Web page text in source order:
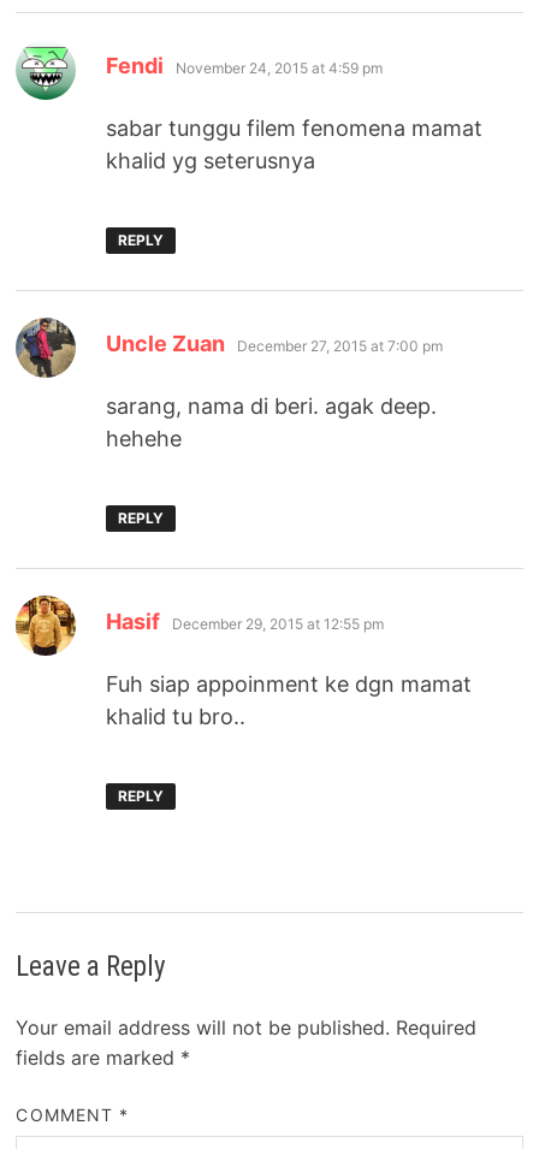
Fendi says:
November 24, 2015 at 4:59 pm
sabar tunggu filem fenomena mamat
khalid yg seterusnya
REPLY
Uncle Zuan says:
December 27, 2015 at 7:00 pm
sarang, nama di beri. agak deep.
hehehe
REPLY
Hasif says:
December 29, 2015 at 12:55 pm
Fuh siap appoinment ke dgn mamat
khalid tu bro..
REPLY
Leave a Reply
Your email address will not be published. Required
fields are marked *
COMMENT *